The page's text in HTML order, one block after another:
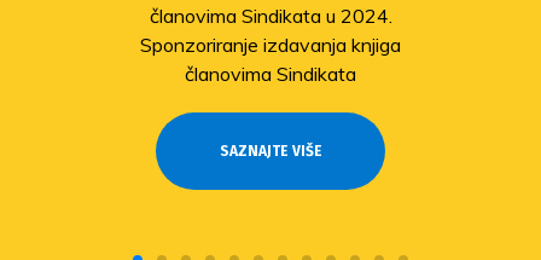
članovima Sindikata u 2024.
Sponzoriranje izdavanja knjiga
članovima Sindikata
SAZNAJTE VIŠE